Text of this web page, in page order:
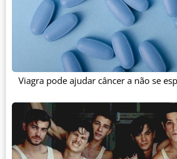
Viagra pode ajudar câncer a não se